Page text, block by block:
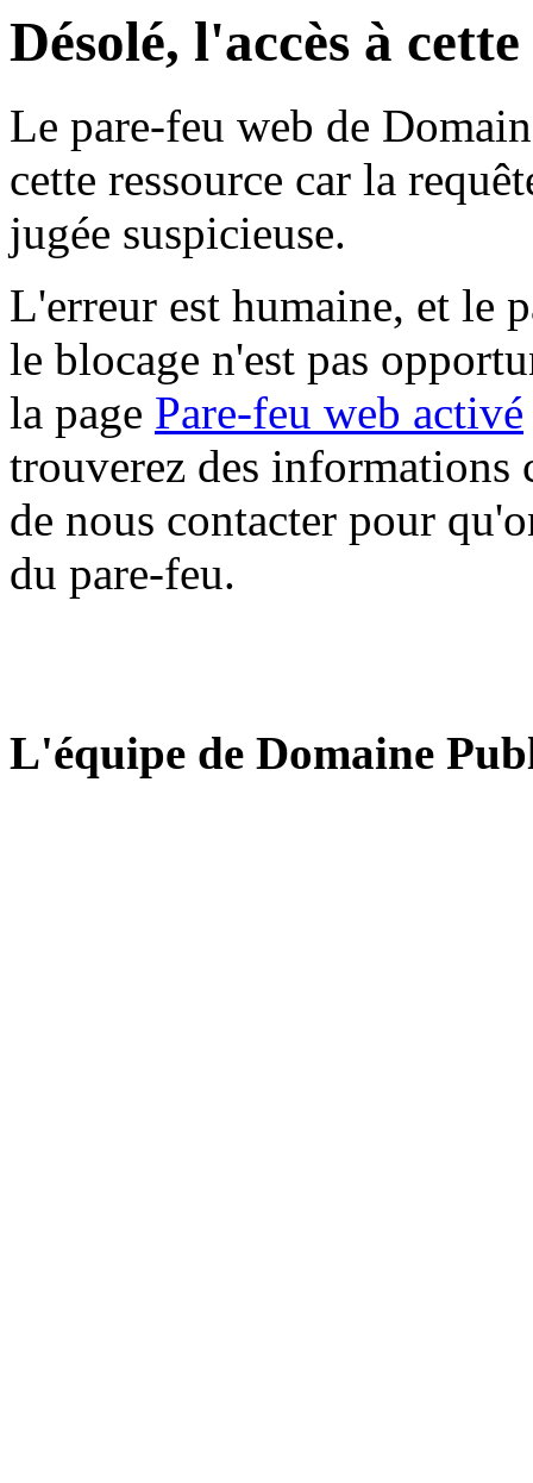
Désolé, l'accès à
Le pare-feu web de
cette ressource car la
jugée suspicieuse.
L'erreur est humaine, et le
le blocage n'est pas
la page Pare-feu web activé
trouverez des informations
de nous contacter pour
du pare-feu.
L'équipe de Domaine